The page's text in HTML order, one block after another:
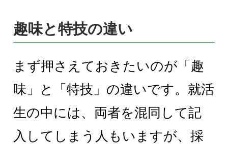
趣味と特技の違い
まず押さえておきたいのが「趣
味」と「特技」の違いです。就活
生の中には、両者を混同して記
入してしまう人もいますが、採